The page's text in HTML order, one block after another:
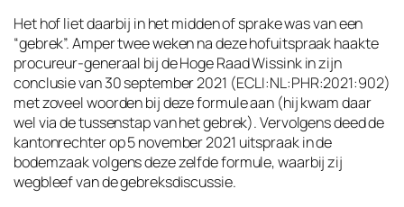
Het hof liet daarbij in het midden of sprake was van een
“gebrek”. Amper twee weken na deze hofuitspraak haakte
procureur-generaal bij de Hoge Raad Wissink in zijn
conclusie van 30 september 2021 (ECLI:NL:PHR:2021:902)
met zoveel woorden bij deze formule aan (hij kwam daar
wel via de tussenstap van het gebrek). Vervolgens deed de
kantonrechter op 5 november 2021 uitspraak in de
bodemzaak volgens deze zelfde formule, waarbij zij
wegbleef van de gebreksdiscussie.